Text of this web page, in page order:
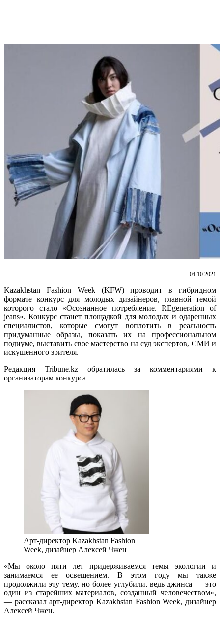
04.10.2021
Kazakhstan Fashion Week (KFW) проводит в гибридном
формате конкурс для молодых дизайнеров, главной темой
которого стало «Осознанное потребление. REgeneration of
jeans». Конкурс станет площадкой для молодых и одаренных
специалистов, которые смогут воплотить в реальность
придуманные образы, показать их на профессиональном
подиуме, выставить свое мастерство на суд экспертов, СМИ и
искушенного зрителя.
Редакция Tribune.kz обратилась за комментариями к
организаторам конкурса.
Арт-директор Kazakhstan Fashion
Week, дизайнер Алексей Чжен
«Мы около пяти лет придерживаемся темы экологии и
занимаемся ее освещением. В этом году мы также
продолжили эту тему, но более углубили, ведь джинса — это
один из старейших материалов, созданный человечеством»,
— рассказал арт-директор Kazakhstan Fashion Week, дизайнер
Алексей Чжен.